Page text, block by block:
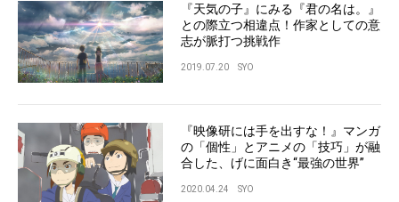
『天気の子』にみる『君の名は。』
との際立つ相違点！作家としての意
志が脈打つ挑戦作
2019.07.20 SYO
『映像研には手を出すな！』マンガ
の「個性」とアニメの「技巧」が融
合した、げに面白き“最強の世界”
2020.04.24 SYO